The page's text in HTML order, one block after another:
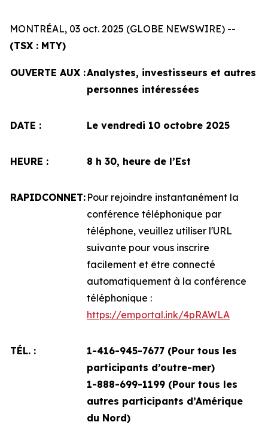
MONTRÉAL, 03 oct. 2025 (GLOBE NEWSWIRE) --
(TSX : MTY)
OUVERTE AUX :Analystes, investisseurs et autres
personnes intéressées
DATE : Le vendredi 10 octobre 2025
HEURE : 8 h 30, heure de l’Est
RAPIDCONNET: Pour rejoindre instantanément la
conférence téléphonique par
téléphone, veuillez utiliser l'URL
suivante pour vous inscrire
facilement et être connecté
automatiquement à la conférence
téléphonique :
https://emportal.ink/4pRAWLA
TÉL. :
1-416-945-7677 (Pour tous les
participants d’outre-mer)
1-888-699-1199 (Pour tous les
autres participants d’Amérique
du Nord)